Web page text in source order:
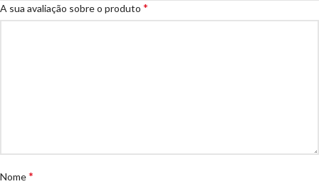
A sua avaliação sobre o produto *
Nome*